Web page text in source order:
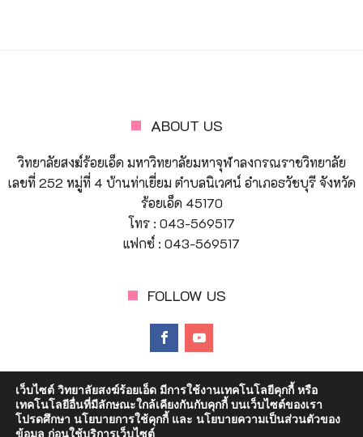
ABOUT US
วิทยาลัยสงฆ์ร้อยเอ็ด มหาวิทยาลัยมหาจุฬาลงกรณราชวิทยาลัย
เลขที่ 252 หมู่ที่ 4 บ้านท่าเยี่ยม ตำบลนิเวศน์ อำเภอธวัชบุรี จังหวัด
ร้อยเอ็ด 45170
โทร : 043-569517
แฟกซ์ : 043-569517
FOLLOW US
เว็บไซต์ วิทยาลัยสงฆ์ร้อยเอ็ด มีการใช้งานเทคโนโลยีคุกกี้ หรือ
เทคโนโลยีอื่นที่มีลักษณะใกล้เคียงกันกับคุกกี้ บนเว็บไซต์ของเรา
โปรดศึกษา นโยบายการใช้คุกกี้ และ นโยบายความเป็นส่วนตัวของ